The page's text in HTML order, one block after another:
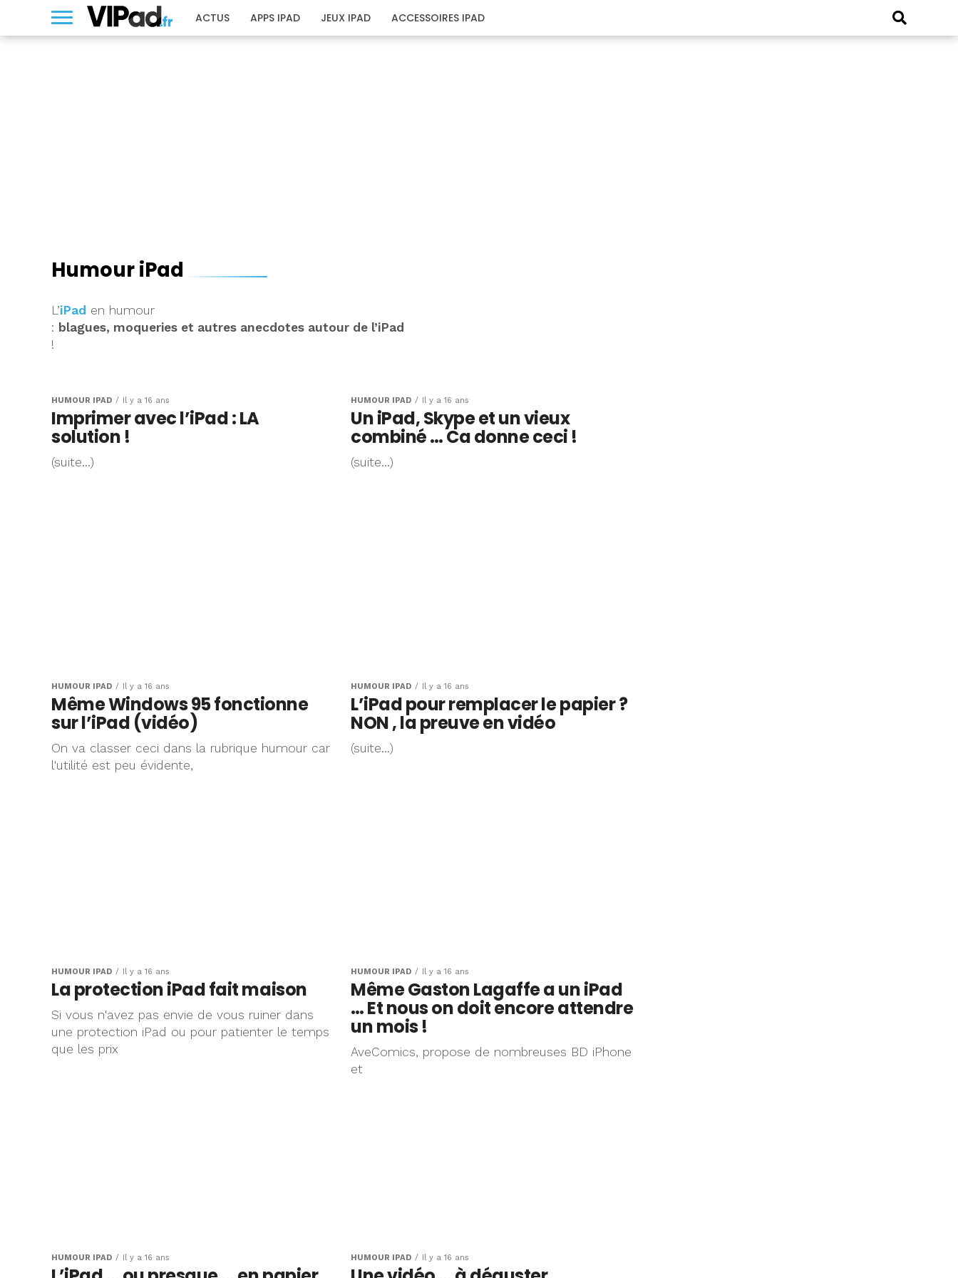
ACTUS APPS IPAD JEUX IPAD ACCESSOIRES IPAD
Humour iPad
L’iPad en humour
: blagues, moqueries et autres anecdotes autour de l’iPad
!
HUMOUR IPAD Il y a 16 ans
Imprimer avec l’iPad : LA
solution !
(suite…)
HUMOUR IPAD Il y a 16 ans
Un iPad, Skype et un vieux
combiné … Ca donne ceci !
(suite…)
HUMOUR IPAD Il y a 16 ans
Même Windows 95 fonctionne
sur l’iPad (vidéo)
On va classer ceci dans la rubrique humour car
l'utilité est peu évidente,
HUMOUR IPAD Il y a 16 ans
L’iPad pour remplacer le papier ?
NON , la preuve en vidéo
(suite…)
HUMOUR IPAD Il y a 16 ans
La protection iPad fait maison
Si vous n'avez pas envie de vous ruiner dans
une protection iPad ou pour patienter le temps
que les prix
HUMOUR IPAD Il y a 16 ans
Même Gaston Lagaffe a un iPad
… Et nous on doit encore attendre
un mois !
AveComics, propose de nombreuses BD iPhone
et
HUMOUR IPAD Il y a 16 ans HUMOUR IPAD Il y a 16 ans